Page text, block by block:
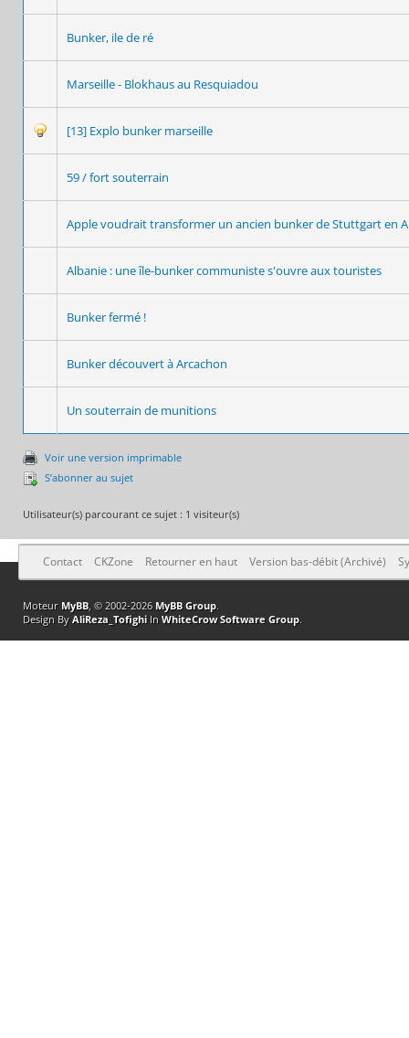
Bunker, ile de ré
Marseille - Blokhaus au Resquiadou
[13] Explo bunker marseille
59 / fort souterrain
Apple voudrait transformer un ancien bunker de Stuttgart en
Albanie : une île-bunker communiste s'ouvre aux touristes
Bunker fermé !
Bunker découvert à Arcachon
Un souterrain de munitions
Voir une version imprimable
S’abonner au sujet
Utilisateur(s) parcourant ce sujet : 1 visiteur(s)
Contact CKZone Retourner en haut Version bas-débit (Archivé)
Moteur MyBB, © 2002-2026 MyBB Group.
Design By AliReza_TofighiIn WhiteCrow Software Group.